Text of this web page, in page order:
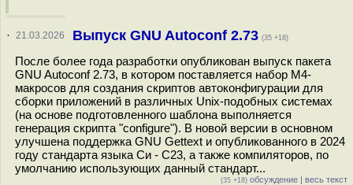
· 21.03.2026 Выпуск GNU Autoconf 2.73 (35 +18)
После более года разработки опубликован выпуск пакета
GNU Autoconf 2.73, в котором поставляется набор M4-
макросов для создания скриптов автоконфигурации для
сборки приложений в различных Unix-подобных системах
(на основе подготовленного шаблона выполняется
генерация скрипта "configure"). В новой версии в основном
улучшена поддержка GNU Gettext и опубликованного в 2024
году стандарта языка Си - C23, а также компиляторов, по
умолчанию использующих данный стандарт...
(35 +18) обсуждение | весь текст